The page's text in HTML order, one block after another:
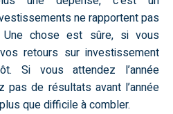
ne rapportent pas
chose est sûre, si vous
vos retours sur investissement
Si vous attendez l’année
pas de résultats avant l’année
que difficile à combler.